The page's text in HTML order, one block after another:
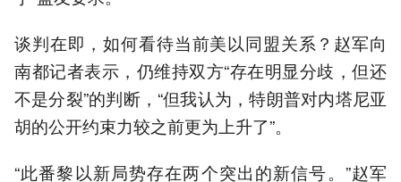
谈判在即，如何看待当前美以同盟关系？赵军向
南都记者表示，仍维持双方“存在明显分歧，但还
不是分裂”的判断，“但我认为，特朗普对内塔尼亚
胡的公开约束力较之前更为上升了”。
“此番黎以新局势存在两个突出的新信号。”赵军